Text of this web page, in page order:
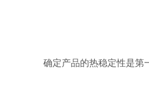
确定产品的热稳定性是第